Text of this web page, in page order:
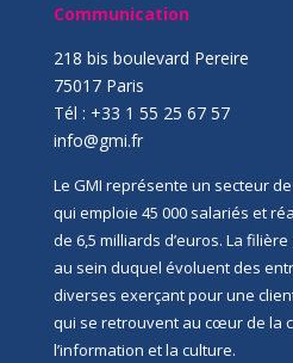
Communication
218 bis boulevard Pereire
75017 Paris
Tél : +33 1 55 25 67 57
info@gmi.fr
Le GMI représente un secteur
qui emploie 45 000 salariés et
de 6,5 milliards d’euros. La
au sein duquel évoluent des
diverses exerçant pour une
qui se retrouvent au cœur de la
l’information et la culture.